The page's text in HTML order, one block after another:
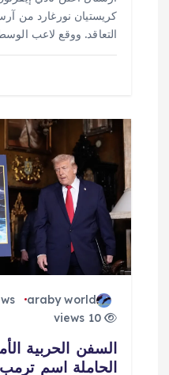
كريستيان نورغارد من
التعاقد. ووقع لاعب
araby world
10 views
السفن الحربية